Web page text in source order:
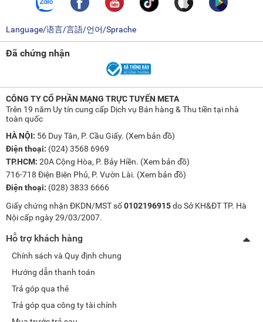
Language/语言/言語/언어/Sprache
Đã chứng nhận
CÔNG TY CỔ PHẦN MẠNG TRỰC TUYẾN META
Trên 19 năm Uy tín cung cấp Dịch vụ Bán hàng & Thu tiền tại nhà
toàn quốc
HÀ NỘI: 56 Duy Tân, P. Cầu Giấy. (Xem bản đồ)
Điện thoại: (024) 3568 6969
TP.HCM: 20A Cộng Hòa, P. Bảy Hiền. (Xem bản đồ)
716-718 Điện Biên Phủ, P. Vườn Lài. (Xem bản đồ)
Điện thoại: (028) 3833 6666
Giấy chứng nhận ĐKDN/MST số0102196915do Sở KH&ĐT TP. Hà
Nội cấp ngày 29/03/2007.
Hỗ trợ khách hàng
Chính sách và Quy định chung
Hướng dẫn thanh toán
Trả góp qua thẻ
Trả góp qua công ty tài chính